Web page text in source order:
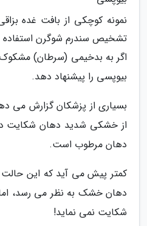
نمونه کوچکی از بافت غده
تشخیص سندرم شوگرن استفاده
اگر به بدخیمی (سرطان)
بیوپسی را پیشنهاد دهد.
بسیاری از پزشکان گزارش می
از خشکی شدید دهان شکایت
دهان مرطوب است.
کمتر پیش می آید که این
دهان خشک به نظر می رسد،
شکایت نمی نماید!